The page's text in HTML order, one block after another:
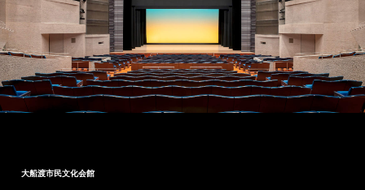
大船渡市民文化会館